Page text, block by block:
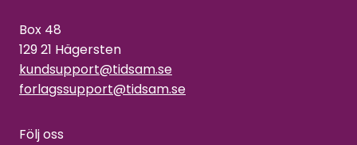
Box 48
129 21 Hägersten
kundsupport@tidsam.se
forlagssupport@tidsam.se
Följ oss